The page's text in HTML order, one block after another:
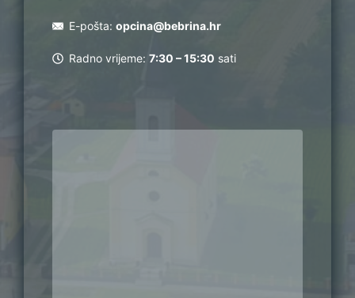
E-pošta: opcina@bebrina.hr
Radno vrijeme: 7:30 – 15:30 sati